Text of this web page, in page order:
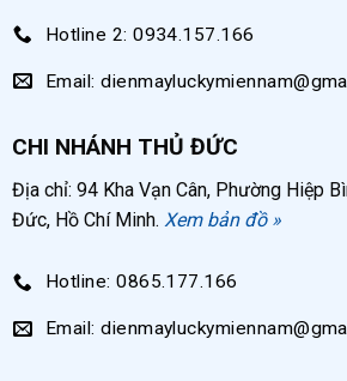
trực tiếp bởi nhà sản xuất.
Thông số kỹ thuật
Dung tích bình
cơ
Điện áp / Tần số
Hotline 2: 0934.157.166
Email:
CHI NHÁNH THỦ ĐỨC
Địa chỉ: 94 Kha Vạn Cân, Phường Hiệp
Đức, Hồ Chí Minh. Xem bản đồ »
Hotline: 0865.177.166
Email: